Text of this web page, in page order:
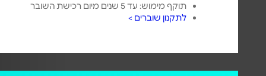
תוקף מימוש: עד 5 שנים מיום רכישת השובר
לתקנון שוברים >